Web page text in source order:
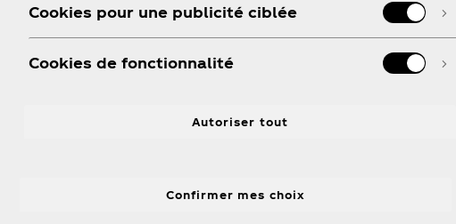
Cookies pour une publicité ciblée
Cookies de fonctionnalité
Autoriser tout
Confirmer mes choix